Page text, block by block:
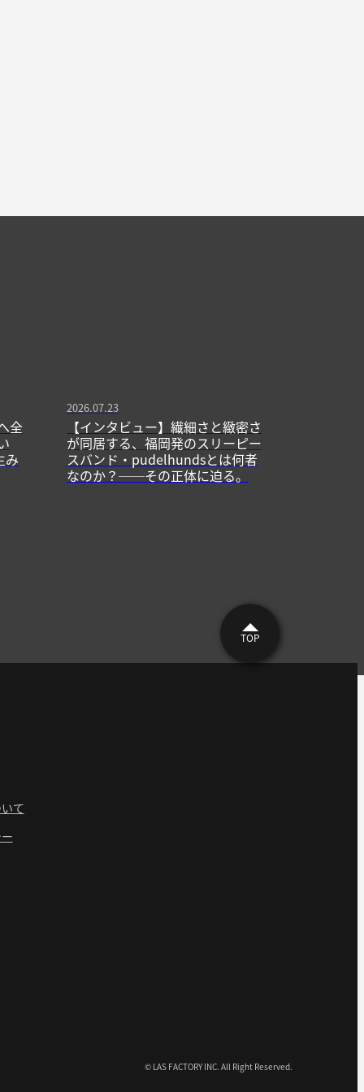
全
み
2026.07.23
【インタビュー】繊細さと緻密さ
が同居する、福岡発のスリーピー
スバンド・pudelhundsとは何者
なのか？──その正体に迫る。
TOP
て
© LAS FACTORY INC. All Right Reserved.